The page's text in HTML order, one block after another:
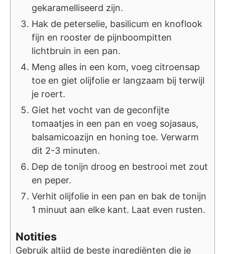
gekaramelliseerd zijn.
Hak de peterselie, basilicum en knoflook
fijn en rooster de pijnboompitten
lichtbruin in een pan.
Meng alles in een kom, voeg citroensap
toe en giet olijfolie er langzaam bij terwijl
je roert.
Giet het vocht van de geconfijte
tomaatjes in een pan en voeg sojasaus,
balsamicoazijn en honing toe. Verwarm
dit 2-3 minuten.
Dep de tonijn droog en bestrooi met zout
en peper.
Verhit olijfolie in een pan en bak de tonijn
1 minuut aan elke kant. Laat even rusten.
Notities
Gebruik altijd de beste ingrediënten die je